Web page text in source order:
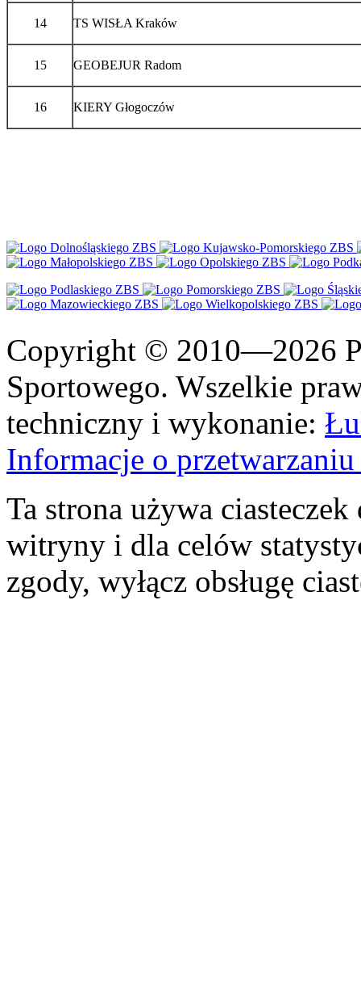
14 TS WISŁA Kraków
15 GEOBEJUR Radom
16 KIERY Głogoczów
Copyright © 2010—2026
Sportowego. Wszelkie
techniczny i wykonanie:
Informacje o
Ta strona używa
witryny i dla celów
zgody, wyłącz obsługę